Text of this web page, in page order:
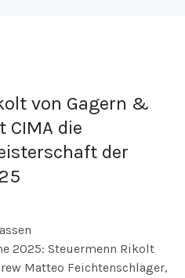
von Gagern &
CIMA die
der
2025: Steuermenn Rikolt
Matteo Feichtenschlager,